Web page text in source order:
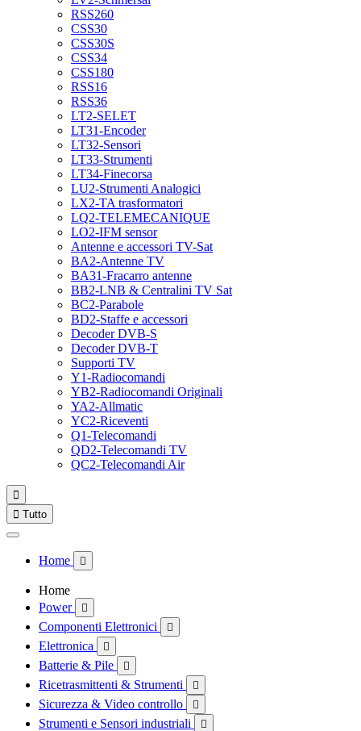
RSS260
CSS30
CSS30S
CSS34
CSS180
RSS16
RSS36
LT2-SELET
LT31-Encoder
LT32-Sensori
LT33-Strumenti
LT34-Finecorsa
LU2-Strumenti Analogici
LX2-TA trasformatori
LQ2-TELEMECANIQUE
LO2-IFM sensor
Antenne e accessori TV-Sat
BA2-Antenne TV
BA31-Fracarro antenne
BB2-LNB & Centralini TV Sat
BC2-Parabole
BD2-Staffe e accessori
Decoder DVB-S
Decoder DVB-T
Supporti TV
Y1-Radiocomandi
YB2-Radiocomandi Originali
YA2-Allmatic
YC2-Riceventi
Q1-Telecomandi
QD2-Telecomandi TV
QC2-Telecomandi Air

 Tutto
Home 
Home
Power

Componenti Elettronici 
Elettronica 
Batterie & Pile 
Ricetrasmittenti & Strumenti 
Sicurezza & Video controllo 
Strumenti e Sensori industriali 